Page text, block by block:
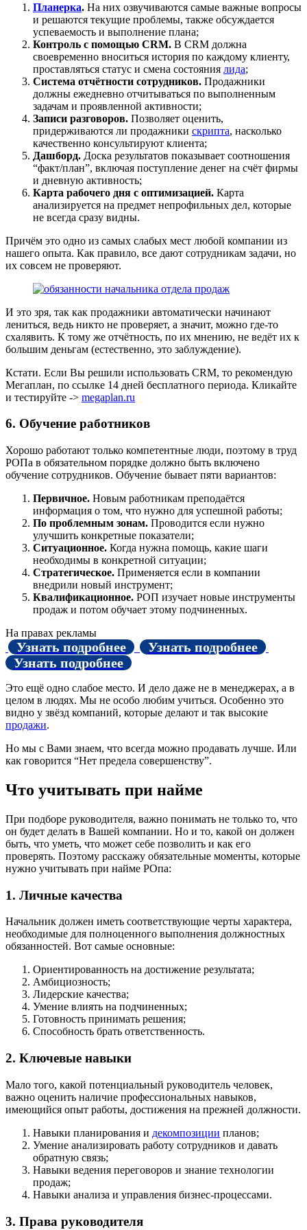
Планерка. На них озвучиваются самые важные вопросы
и решаются текущие проблемы, также обсуждается
успеваемость и выполнение плана;
Контроль с помощью CRM. В CRM должна
своевременно вноситься история по каждому клиенту,
проставляться статус и смена состояния лида;
Система отчётности сотрудников. Продажники
должны ежедневно отчитываться по выполненным
задачам и проявленной активности;
Записи разговоров. Позволяет оценить,
придерживаются ли продажники скрипта, насколько
качественно консультируют клиента;
Дашборд. Доска результатов показывает соотношения
“факт/план”, включая поступление денег на счёт фирмы
и дневную активность;
Карта рабочего дня с оптимизацией. Карта
анализируется на предмет непрофильных дел, которые
не всегда сразу видны.
Причём это одно из самых слабых мест любой компании из
нашего опыта. Как правило, все дают сотрудникам задачи, но
их совсем не проверяют.
И это зря, так как продажники автоматически начинают
лениться, ведь никто не проверяет, а значит, можно где-то
схалявить. К тому же отчётность, по их мнению, не ведёт их к
большим деньгам (естественно, это заблуждение).
Кстати. Если Вы решили использовать CRM, то рекомендую
Мегаплан, по ссылке 14 дней бесплатного периода. Кликайте
и тестируйте -> megaplan.ru
6. Обучение работников
Хорошо работают только компетентные люди, поэтому в труд
РОПа в обязательном порядке должно быть включено
обучение сотрудников. Обучение бывает пяти вариантов:
Первичное. Новым работникам преподаётся
информация о том, что нужно для успешной работы;
По проблемным зонам. Проводится если нужно
улучшить конкретные показатели;
Ситуационное. Когда нужна помощь, какие шаги
необходимы в конкретной ситуации;
Стратегическое. Применяется если в компании
внедрили новый инструмент;
Квалификационное. РОП изучает новые инструменты
продаж и потом обучает этому подчиненных.
На правах рекламы
Узнать подробнее
Узнать подробнее
Узнать подробнее
Это ещё одно слабое место. И дело даже не в менеджерах, а в
целом в людях. Мы не особо любим учиться. Особенно это
видно у звёзд компаний, которые делают и так высокие
продажи.
Но мы с Вами знаем, что всегда можно продавать лучше. Или
как говорится “Нет предела совершенству”.
Что учитывать при найме
При подборе руководителя, важно понимать не только то, что
он будет делать в Вашей компании. Но и то, какой он должен
быть, что уметь, что может себе позволить и как его
проверять. Поэтому расскажу обязательные моменты, которые
нужно учитывать при найме РОпа:
1. Личные качества
Начальник должен иметь соответствующие черты характера,
необходимые для полноценного выполнения должностных
обязанностей. Вот самые основные:
Ориентированность на достижение результата;
Амбициозность;
Лидерские качества;
Умение влиять на подчиненных;
Готовность принимать решения;
Способность брать ответственность.
2. Ключевые навыки
Мало того, какой потенциальный руководитель человек,
важно оценить наличие профессиональных навыков,
имеющийся опыт работы, достижения на прежней должности.
Навыки планирования и декомпозиции планов;
Умение анализировать работу сотрудников и давать
обратную связь;
Навыки ведения переговоров и знание технологии
продаж;
Навыки анализа и управления бизнес-процессами.
3. Права руководителя